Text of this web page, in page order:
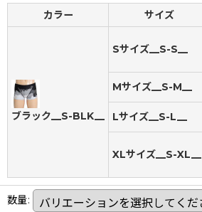
カラー サイズ
ブラック__S-BLK__
Sサイズ__S-S__
Mサイズ__S-M__
Lサイズ__S-L__
XLサイズ__S-XL__
数量: